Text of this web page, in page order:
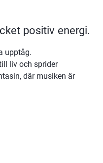
positiv energi.
upptåg.
liv och sprider
där musiken är